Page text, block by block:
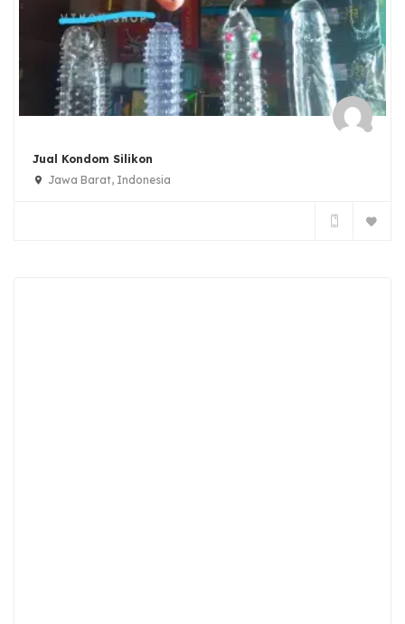
Jual Kondom Silikon
Jawa Barat, Indonesia